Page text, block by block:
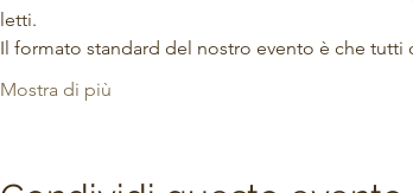
letti.
Il formato standard del nostro evento è che
Mostra di più